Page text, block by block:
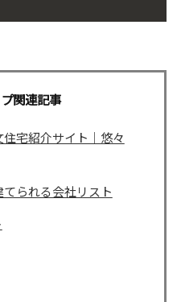
関連記事
宅紹介サイト｜悠々
られる会社リスト